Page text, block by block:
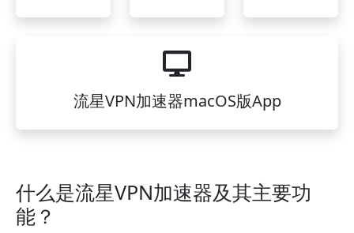
流星VPN加速器macOS版App
什么是流星VPN加速器及其主要功
能？